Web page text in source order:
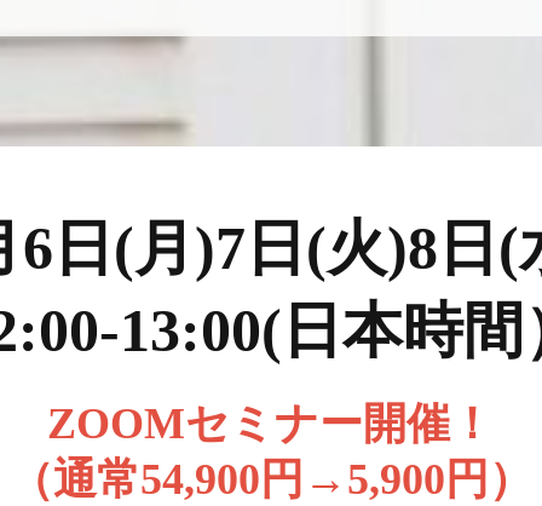
6日(月)7日(火)8日(
13:00(日本時間
ZOOMセミナー開催！
（通常54,900円→5,900円）